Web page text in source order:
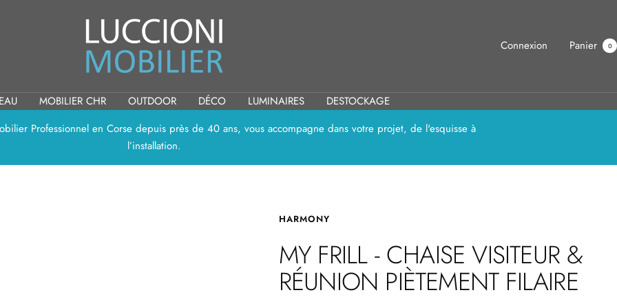
Mobilier
Connexion Panier 0
MOBILIER CHR OUTDOOR DÉCO LUMINAIRES
DESTOCKAGE
Professionnel en Corse depuis près de 40 ans, vous accompagne dans votre projet, de l'esquisse à
l’installation.
HARMONY
MY FRILL - CHAISE VISITEUR &
RÉUNION PIÈTEMENT FILAIRE